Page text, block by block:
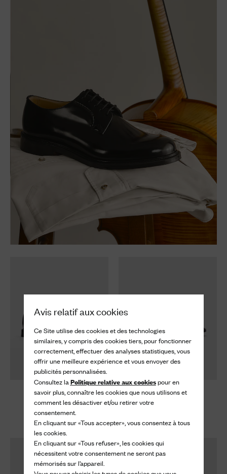
Avis relatif aux cookies
Ce Site utilise des cookies et des technologies
similaires, y compris des cookies tiers, pour fonctionner
correctement, effectuer des analyses statistiques, vous
offrir une meilleure expérience et vous envoyer des
publicités personnalisées.
Consultez laPolitique relative aux cookiespour en
savoir plus, connaître les cookies que nous utilisons et
comment les désactiver et/ou retirer votre
consentement.
En cliquant sur «Tous accepter», vous consentez à tous
les cookies.
En cliquant sur «Tous refuser», les cookies qui
nécessitent votre consentement ne seront pas
mémorisés sur l’appareil.
Shannon
Derby à Liant Poli
1.070 €
Shannon
Derby à Liant Poli
1.070 €